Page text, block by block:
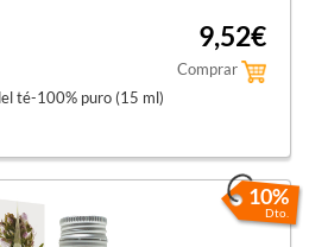
9,52€
Comprar
té-100% puro (15 ml)
10%
Dto.